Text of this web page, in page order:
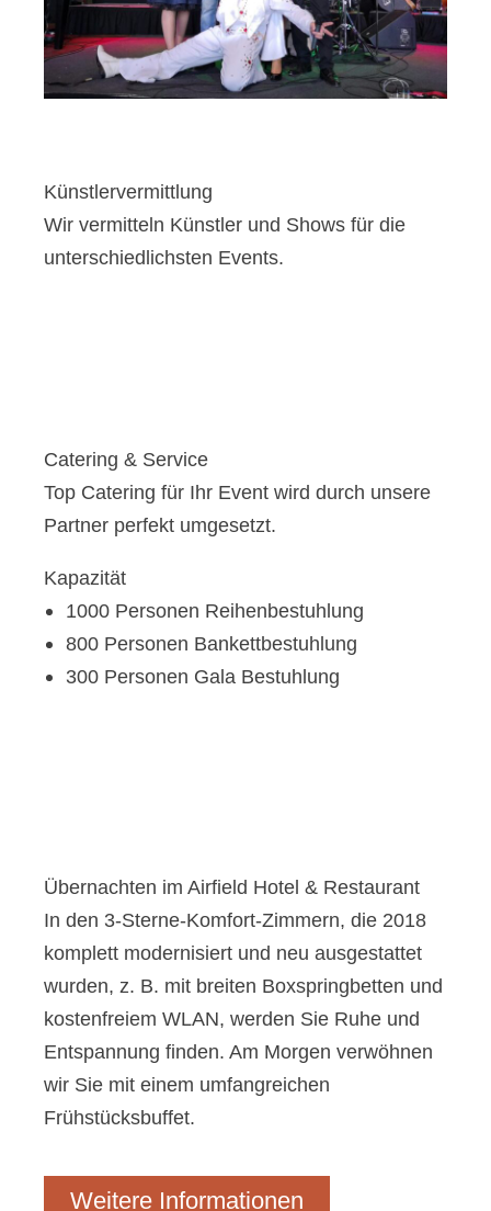
Künstlervermittlung
Wir vermitteln Künstler und Shows für die
unterschiedlichsten Events.
Catering & Service
Top Catering für Ihr Event wird durch unsere
Partner perfekt umgesetzt.
Kapazität
1000 Personen Reihenbestuhlung
800 Personen Bankettbestuhlung
300 Personen Gala Bestuhlung
Übernachten im Airfield Hotel & Restaurant
In den 3-Sterne-Komfort-Zimmern, die 2018
komplett modernisiert und neu ausgestattet
wurden, z. B. mit breiten Boxspringbetten und
kostenfreiem WLAN, werden Sie Ruhe und
Entspannung finden. Am Morgen verwöhnen
wir Sie mit einem umfangreichen
Frühstücksbuffet.
Weitere Informationen